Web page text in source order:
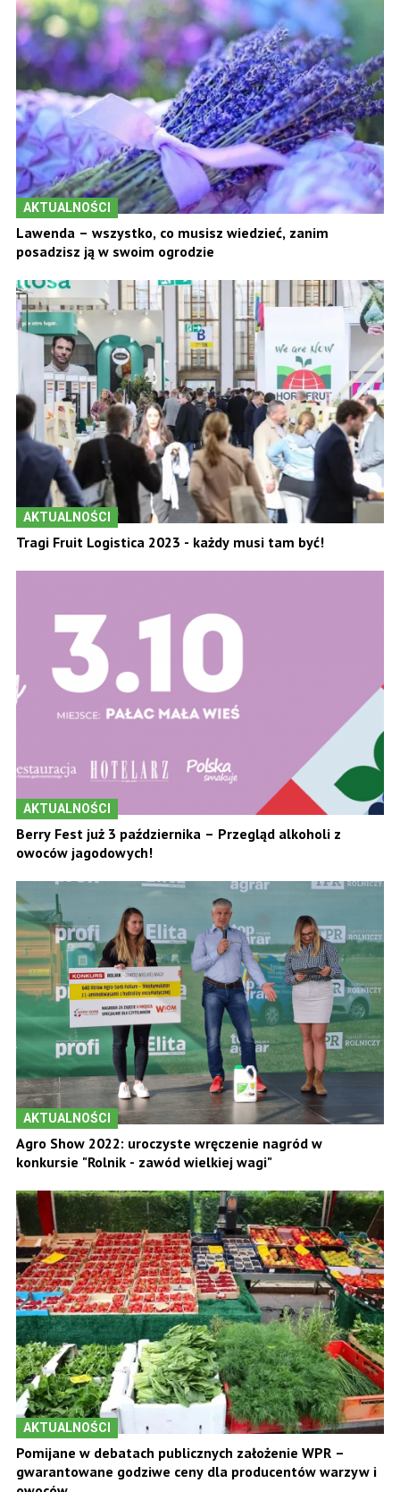
AKTUALNOŚCI
Lawenda – wszystko, co musisz wiedzieć, zanim
posadzisz ją w swoim ogrodzie
AKTUALNOŚCI
Tragi Fruit Logistica 2023 - każdy musi tam być!
AKTUALNOŚCI
Berry Fest już 3 października – Przegląd alkoholi z
owoców jagodowych!
AKTUALNOŚCI
Agro Show 2022: uroczyste wręczenie nagród w
konkursie "Rolnik - zawód wielkiej wagi"
AKTUALNOŚCI
Pomijane w debatach publicznych założenie WPR –
gwarantowane godziwe ceny dla producentów warzyw i